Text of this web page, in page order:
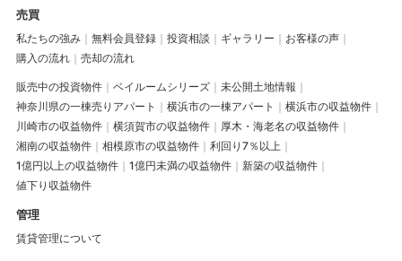
売買
私たちの強み 無料会員登録 投資相談 ギャラリー
お客様の声
購入の流れ
売却の流れ
販売中の投資物件 ベイルームシリーズ
未公開土地情報
神奈川県の一棟売りアパート
横浜市の一棟アパート
横浜市の収益物件
川崎市の収益物件
横須賀市の収益物件
厚木・海老名の収益物件
湘南の収益物件
相模原市の収益物件
利回り7％以上
1億円以上の収益物件
1億円未満の収益物件
新築の収益物件
値下り収益物件
管理
賃貸管理について